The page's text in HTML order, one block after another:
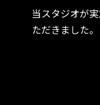
当スタジオが
ただきました。